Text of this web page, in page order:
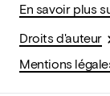
En savoir plus
Droits d'auteur
Mentions